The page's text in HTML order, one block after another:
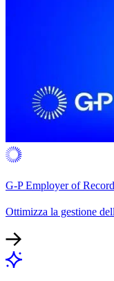
G-P Employer of
Ottimizza la gestione